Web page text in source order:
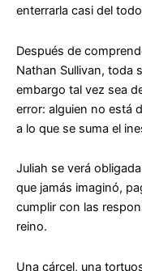
enterrarla casi del
Después de
Nathan Sullivan, toda
embargo tal vez sea
error: alguien no está
a lo que se suma el
Juliah se verá
que jamás imaginó,
cumplir con las
reino.
Una cárcel, una